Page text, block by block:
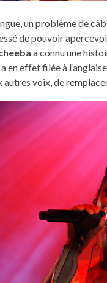
un problème de
de pouvoir
a connu une
en effet filée à
autres voix, de